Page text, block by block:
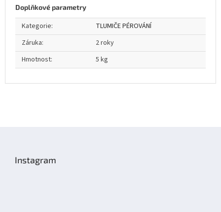
Doplňkové parametry
Kategorie:
TLUMIČE PÉROVÁNÍ
Záruka:
2 roky
Hmotnost: 5 kg
Instagram